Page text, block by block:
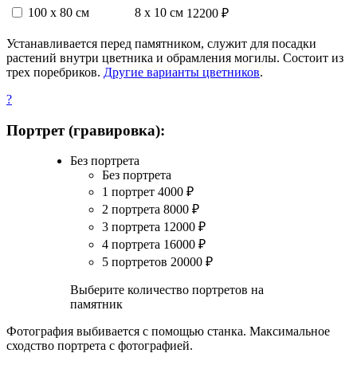
100 х 80 см
8 х 10 см 12200 ₽
Устанавливается перед памятником, служит для посадки
растений внутри цветника и обрамления могилы. Состоит из
трех поребриков. Другие варианты цветников.
?
Портрет (гравировка):
Без портрета
Без портрета
1 портрет 4000 ₽
2 портрета 8000 ₽
3 портрета 12000 ₽
4 портрета 16000 ₽
5 портретов 20000 ₽
Выберите количество портретов на
памятник
Фотография выбивается с помощью станка. Максимальное
сходство портрета с фотографией.